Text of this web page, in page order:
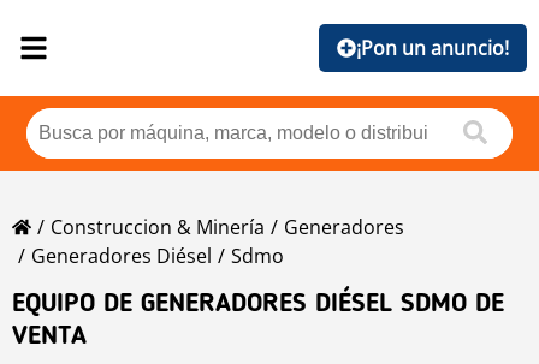
¡Pon un anuncio!
Construccion & Minería
Generadores
Generadores Diésel
Sdmo
EQUIPO DE GENERADORES DIÉSEL SDMO DE
VENTA